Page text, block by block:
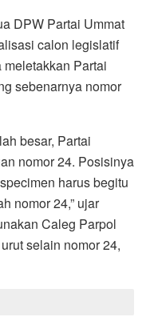
DPW Partai Ummat
calon legislatif
Partai
sebenarnya nomor
besar, Partai
nomor 24. Posisinya
harus begitu
nomor 24,” ujar
Caleg Parpol
selain nomor 24,